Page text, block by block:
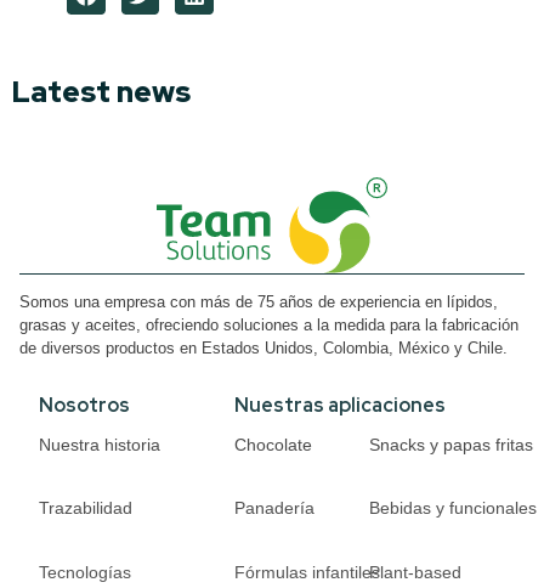
Latest news
Somos una empresa con más de 75 años de experiencia en lípidos,
grasas y aceites, ofreciendo soluciones a la medida para la fabricación
de diversos productos en Estados Unidos, Colombia, México y Chile.
Nosotros
Nuestra historia
Trazabilidad
Tecnologías
Nuestras aplicaciones
Chocolate
Panadería
Fórmulas infantiles
Snacks y papas fritas
Bebidas y funcionales
Plant-based